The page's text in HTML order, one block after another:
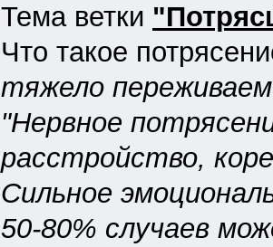
Тема ветки
Что такое
тяжело
"Нервное
расстройство,
Сильное
50-80% случаев